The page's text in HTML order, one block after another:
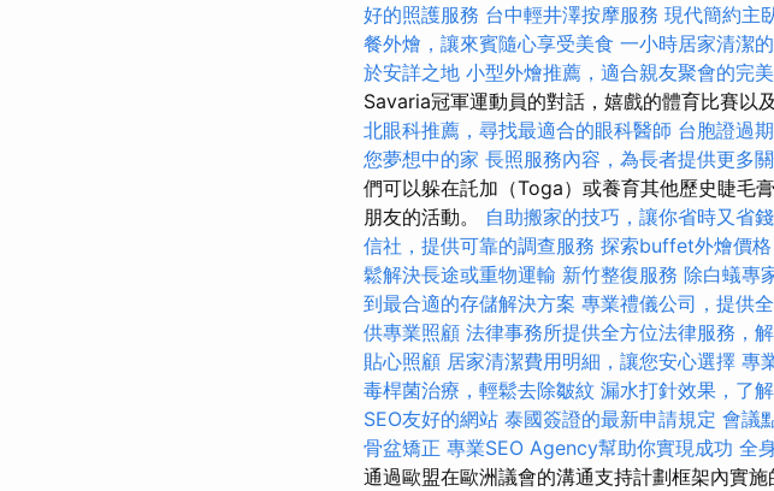
好的照護服務 台中輕井澤按摩服務 現代簡約主
餐外燴，讓來賓隨心享受美食 一小時居家清潔
於安詳之地 小型外燴推薦，適合親友聚會的完
Savaria冠軍運動員的對話，嬉戲的體育比賽以
北眼科推薦，尋找最適合的眼科醫師 台胞證過
您夢想中的家 長照服務內容，為長者提供更多
們可以躲在託加（Toga）或養育其他歷史睫毛
朋友的活動。 自助搬家的技巧，讓你省時又省錢
信社，提供可靠的調查服務 探索buffet外燴價
鬆解決長途或重物運輸 新竹整復服務 除白蟻專
到最合適的存儲解決方案 專業禮儀公司，提供
供專業照顧 法律事務所提供全方位法律服務，
貼心照顧 居家清潔費用明細，讓您安心選擇 專
毒桿菌治療，輕鬆去除皺紋 漏水打針效果，了
SEO友好的網站 泰國簽證的最新申請規定 會議
骨盆矯正 專業SEO Agency幫助你實現成功 全
通過歐盟在歐洲議會的溝通支持計劃框架內實施